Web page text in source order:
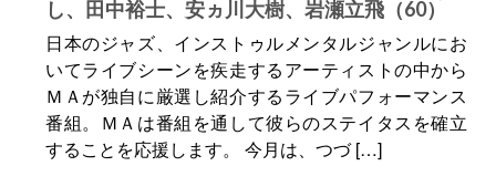
し、田中裕士、安ヵ川大樹、岩瀬立飛（60）
日本のジャズ、インストゥルメンタルジャンルにお
いてライブシーンを疾走するアーティストの中から
ＭＡが独自に厳選し紹介するライブパフォーマンス
番組。ＭＡは番組を通して彼らのステイタスを確立
することを応援します。 今月は、つづ […]